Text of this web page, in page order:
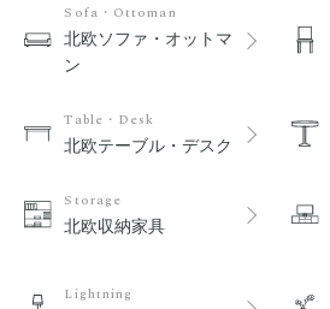
Sofa・Ottoman
北欧ソファ・オットマ
ン
Table・Desk
北欧テーブル・デスク
Storage
北欧収納家具
Lightning